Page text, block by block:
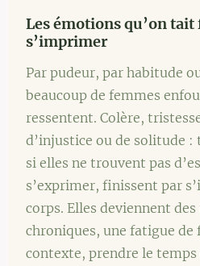
Les émotions qu’on
s’imprimer
Par pudeur, par habitude
beaucoup de femmes
ressentent. Colère,
d’injustice ou de solitude :
si elles ne trouvent pas
s’exprimer, finissent par
corps. Elles deviennent
chroniques, une fatigue de
contexte, prendre le temps